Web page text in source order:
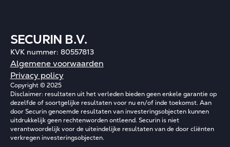
SECURIN B.V.
KVK nummer: 80557813
Algemene voorwaarden
Privacy policy
Copyright © 2025
Disclaimer: resultaten uit het verleden bieden geen enkele garantie op
dezelfde of soortgelijke resultaten voor nu en/of inde toekomst. Aan
door Securin genoemde resultaten van investeringsobjecten kunnen
uitdrukkelijk geen rechtenworden ontleend. Securin is niet
verantwoordelijk voor de uiteindelijke resultaten van de door cliënten
verkregen investeringsobjecten.